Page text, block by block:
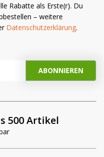
500 Artikel
Rabatte als Erste(r). Du
– weitere
Datenschutzerklärung.